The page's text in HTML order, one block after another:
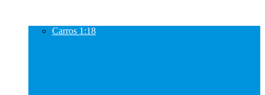
Carros 1:18